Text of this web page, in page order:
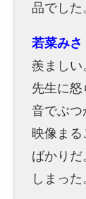
品でした
若菜みさ
羨ましい
先生に
音でぶつ
映像まる
ばかり
しまった